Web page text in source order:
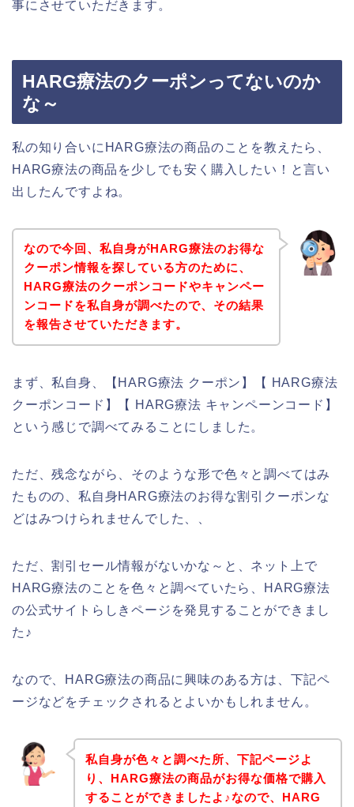
事にさせていただきます。
HARG療法のクーポンってないのか
な～
私の知り合いにHARG療法の商品のことを教えたら、
HARG療法の商品を少しでも安く購入したい！と言い
出したんですよね。
なので今回、私自身がHARG療法のお得な
クーポン情報を探している方のために、
HARG療法のクーポンコードやキャンペー
ンコードを私自身が調べたので、その結果
を報告させていただきます。
まず、私自身、【HARG療法 クーポン】【 HARG療法
クーポンコード】【 HARG療法 キャンペーンコード】
という感じで調べてみることにしました。
ただ、残念ながら、そのような形で色々と調べてはみ
たものの、私自身HARG療法のお得な割引クーポンな
どはみつけられませんでした、、
ただ、割引セール情報がないかな～と、ネット上で
HARG療法のことを色々と調べていたら、HARG療法
の公式サイトらしきページを発見することができまし
た♪
なので、HARG療法の商品に興味のある方は、下記ペ
ージなどをチェックされるとよいかもしれません。
私自身が色々と調べた所、下記ページよ
り、HARG療法の商品がお得な価格で購入
することができましたよ♪なので、HARG